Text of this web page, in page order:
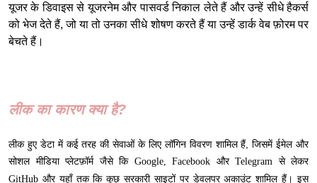
यूजर के डिवाइस से यूजरनेम और पासवर्ड निकाल लेते हैं और उन्हें सीधे हैकर्स
को भेज देते हैं, जो या तो उनका सीधे शोषण करते हैं या उन्हें डार्क वेब फ़ोरम पर
बेचते हैं।
लीक का कारण क्या है?
लीक हुए डेटा में कई तरह की सेवाओं के लिए लॉगिन विवरण शामिल हैं, जिसमें ईमेल और
सोशल मीडिया प्लेटफ़ॉर्म जैसे कि Google, Facebook और Telegram से लेकर
GitHub और यहाँ तक कि कुछ सरकारी साइटों पर डेवलपर अकाउंट शामिल हैं। इस